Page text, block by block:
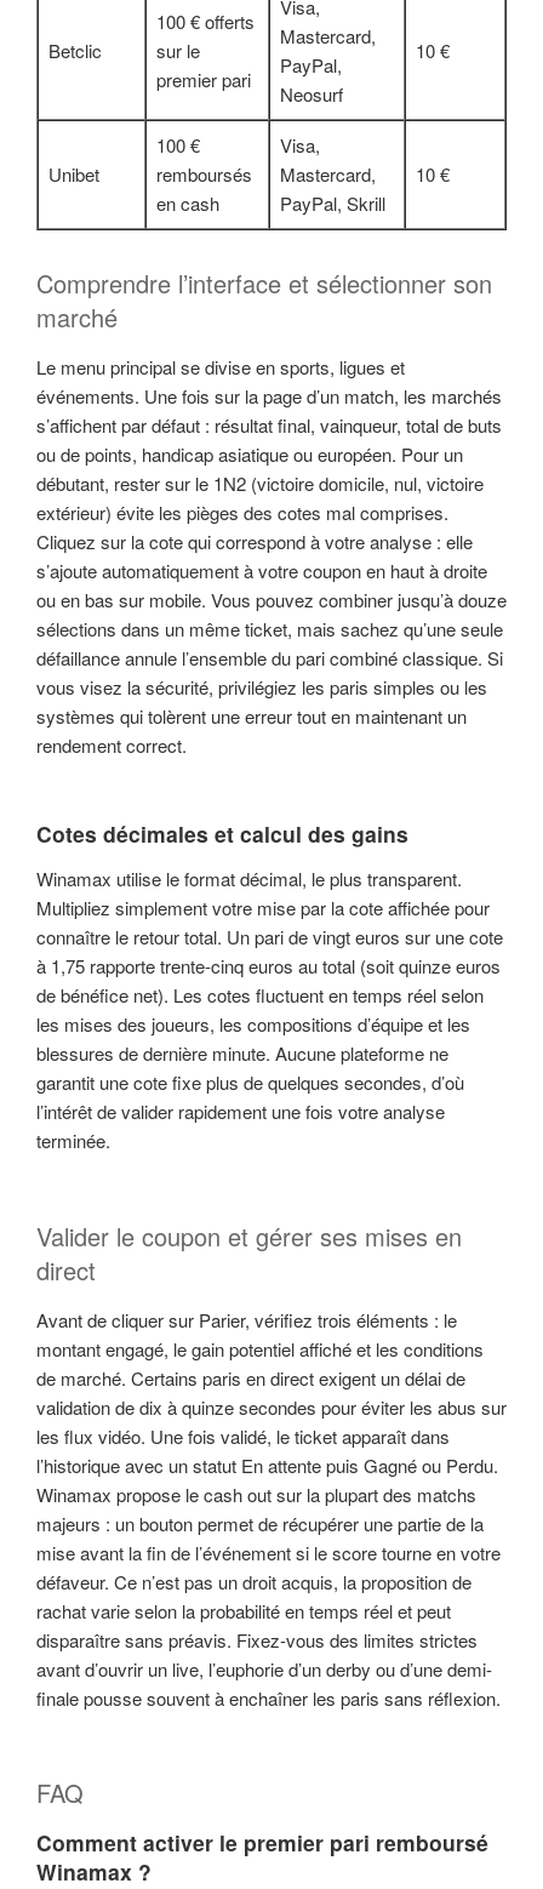
Betclic
100 € offerts
sur le
premier pari
Visa,
Mastercard,
PayPal,
Neosurf
10 €
Unibet
100 €
remboursés
en cash
Visa,
Mastercard,
PayPal, Skrill
10 €
Comprendre l’interface et sélectionner son
marché
Le menu principal se divise en sports, ligues et
événements. Une fois sur la page d’un match, les marchés
s’affichent par défaut : résultat final, vainqueur, total de buts
ou de points, handicap asiatique ou européen. Pour un
débutant, rester sur le 1N2 (victoire domicile, nul, victoire
extérieur) évite les pièges des cotes mal comprises.
Cliquez sur la cote qui correspond à votre analyse : elle
s’ajoute automatiquement à votre coupon en haut à droite
ou en bas sur mobile. Vous pouvez combiner jusqu’à douze
sélections dans un même ticket, mais sachez qu’une seule
défaillance annule l’ensemble du pari combiné classique. Si
vous visez la sécurité, privilégiez les paris simples ou les
systèmes qui tolèrent une erreur tout en maintenant un
rendement correct.
Cotes décimales et calcul des gains
Winamax utilise le format décimal, le plus transparent.
Multipliez simplement votre mise par la cote affichée pour
connaître le retour total. Un pari de vingt euros sur une cote
à 1,75 rapporte trente-cinq euros au total (soit quinze euros
de bénéfice net). Les cotes fluctuent en temps réel selon
les mises des joueurs, les compositions d’équipe et les
blessures de dernière minute. Aucune plateforme ne
garantit une cote fixe plus de quelques secondes, d’où
l’intérêt de valider rapidement une fois votre analyse
terminée.
Valider le coupon et gérer ses mises en
direct
Avant de cliquer sur Parier, vérifiez trois éléments : le
montant engagé, le gain potentiel affiché et les conditions
de marché. Certains paris en direct exigent un délai de
validation de dix à quinze secondes pour éviter les abus sur
les flux vidéo. Une fois validé, le ticket apparaît dans
l’historique avec un statut En attente puis Gagné ou Perdu.
Winamax propose le cash out sur la plupart des matchs
majeurs : un bouton permet de récupérer une partie de la
mise avant la fin de l’événement si le score tourne en votre
défaveur. Ce n’est pas un droit acquis, la proposition de
rachat varie selon la probabilité en temps réel et peut
disparaître sans préavis. Fixez-vous des limites strictes
avant d’ouvrir un live, l’euphorie d’un derby ou d’une demi-
finale pousse souvent à enchaîner les paris sans réflexion.
FAQ
Comment activer le premier pari remboursé
Winamax ?